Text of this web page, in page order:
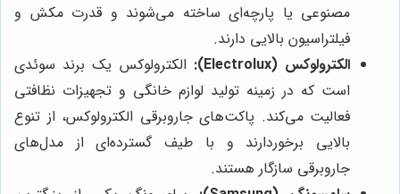
مصنوعی یا پارچه‌ای ساخته می‌شوند و قدرت مکش و
فیلتراسیون بالایی دارند.
الکترولوکس (Electrolux):
الکترولوکس یک برند سوئدی
است که در زمینه تولید لوازم خانگی و تجهیزات نظافتی
فعالیت می‌کند. پاکت‌های جاروبرقی الکترولوکس، از تنوع
بالایی برخوردارند و با طیف گسترده‌ای از مدل‌های
جاروبرقی سازگار هستند.